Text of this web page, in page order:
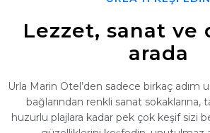
Lezzet, sanat ve
arada
Urla Marin Otel’den sadece birkaç adım
bağlarından renkli sanat sokaklarına,
huzurlu plajlara kadar pek çok keşif sizi